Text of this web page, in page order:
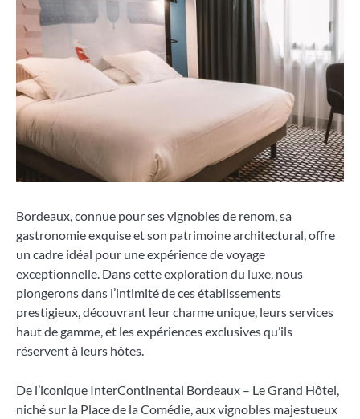
Bordeaux, connue pour ses vignobles de renom, sa
gastronomie exquise et son patrimoine architectural, offre
un cadre idéal pour une expérience de voyage
exceptionnelle. Dans cette exploration du luxe, nous
plongerons dans l’intimité de ces établissements
prestigieux, découvrant leur charme unique, leurs services
haut de gamme, et les expériences exclusives qu’ils
réservent à leurs hôtes.
De l’iconique InterContinental Bordeaux – Le Grand Hôtel,
niché sur la Place de la Comédie, aux vignobles majestueux